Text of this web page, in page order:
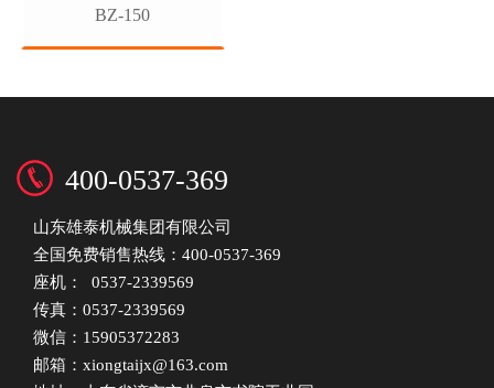
BZ-150
400-0537-369
山东雄泰机械集团有限公司
全国免费销售热线：400-0537-369
座机： 0537-2339569
传真：0537-2339569
微信：15905372283
邮箱：xiongtaijx@163.com